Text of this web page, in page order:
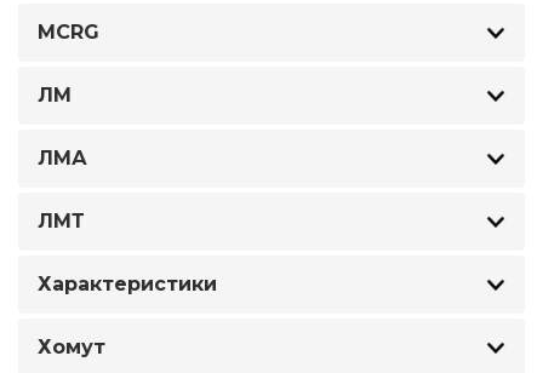
MCRG
ЛМ
ЛМА
ЛМТ
Характеристики
Хомут